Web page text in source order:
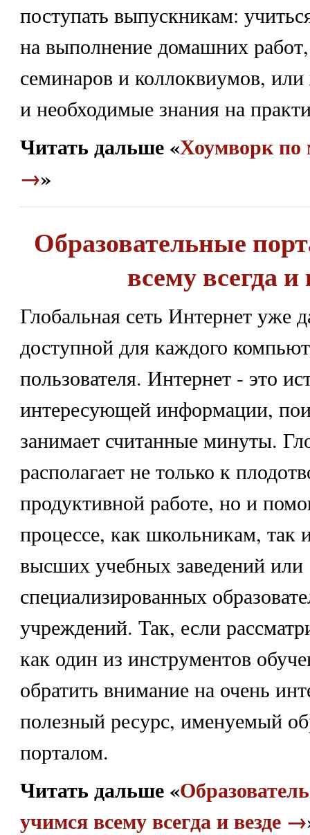
поступать выпускникам:
на выполнение домашних
семинаров и коллоквиумов,
и необходимые знания на
Читать дальше «Хоумворк по
→»
Образовательные
всему всегда и
Глобальная сеть Интернет уже
доступной для каждого
пользователя. Интернет - это
интересующей информации,
занимает считанные минуты.
располагает не только к
продуктивной работе, но и
процессе, как школьникам, так
высших учебных заведений или
специализированных
учреждений. Так, если
как один из инструментов
обратить внимание на очень
полезный ресурс, именуемый
порталом.
Читать дальше «
учимся всему всегда и везде →